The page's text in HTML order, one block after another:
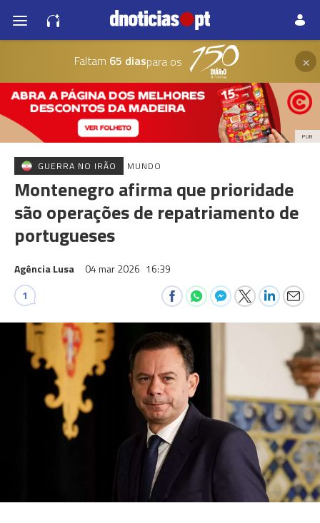
Faltam 65 diaspara os ×
PUB
GUERRA NO IRÃO MUNDO
Montenegro afirma que prioridade
são operações de repatriamento de
portugueses
Agência Lusa 04 mar 2026 16:39
1